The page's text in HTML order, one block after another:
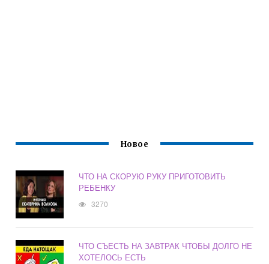
Новое
ЧТО НА СКОРУЮ РУКУ ПРИГОТОВИТЬ
РЕБЕНКУ
3270
ЧТО СЪЕСТЬ НА ЗАВТРАК ЧТОБЫ ДОЛГО НЕ
ХОТЕЛОСЬ ЕСТЬ